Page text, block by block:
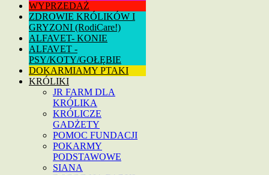
WYPRZEDAŻ
ZDROWIE KRÓLIKÓW I
GRYZONI (RodiCare!)
ALFAVET- KONIE
ALFAVET -
PSY/KOTY/GOŁĘBIE
DOKARMIAMY PTAKI
KRÓLIKI
JR FARM DLA
KRÓLIKA
KRÓLICZE
GADŻETY
POMOC FUNDACJI
POKARMY
PODSTAWOWE
SIANA